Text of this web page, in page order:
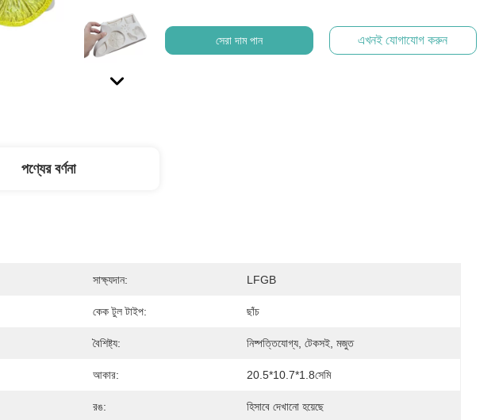
সেরা দাম পান এখনই যোগাযোগ করুন
পণ্যের বর্ণনা
সাক্ষ্যদান: LFGB
কেক টুল টাইপ: ছাঁচ
বৈশিষ্ট্য: নিষ্পত্তিযোগ্য, টেকসই, মজুত
আকার: 20.5*10.7*1.8সেমি
রঙ: হিসাবে দেখানো হয়েছে